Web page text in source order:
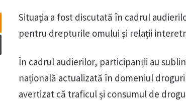
Situația a fost discutată în cadrul
pentru drepturile omului și relații
În cadrul audierilor, participanții au
națională actualizată în domeniul
avertizat că traficul și consumul de
Odnoklassniki
Tipărește